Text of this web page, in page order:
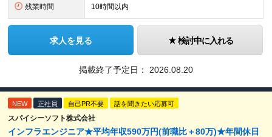
残業時間 10時間以内
求人を見る 検討中に入れる
掲載終了予定日： 2026.08.20
NEW 正社員 自己PR不要 話を聞きたい応募可
スパイシーソフト株式会社
インフラエンジニア★平均年収590万円(前職比＋80万)★年間休日